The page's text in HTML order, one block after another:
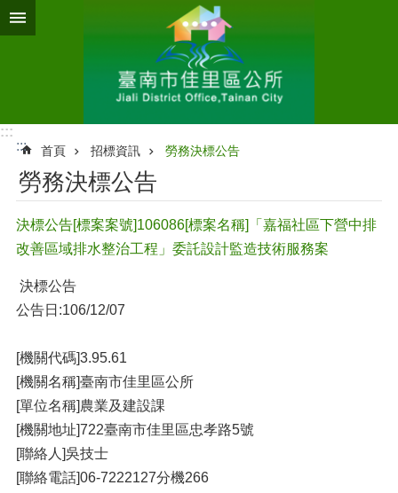
跳到主要內容區塊
:::
:::
首頁 招標資訊 勞務決標公告
勞務決標公告
決標公告[標案案號]106086[標案名稱]「嘉福社區下營中排
改善區域排水整治工程」委託設計監造技術服務案
決標公告
公告日:106/12/07
[機關代碼]3.95.61
[機關名稱]臺南市佳里區公所
[單位名稱]農業及建設課
[機關地址]722臺南市佳里區忠孝路5號
[聯絡人]吳技士
[聯絡電話]06-7222127分機266